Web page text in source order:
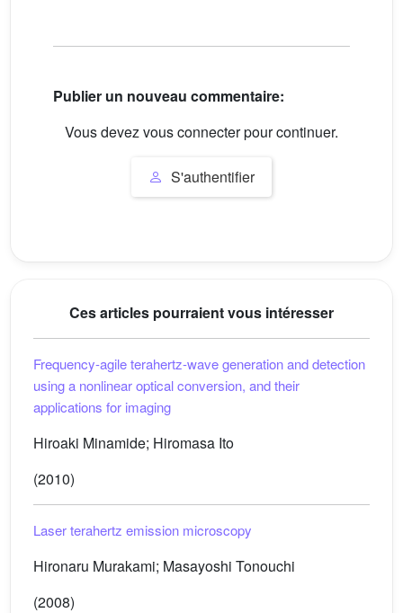
Publier un nouveau commentaire:
Vous devez vous connecter pour continuer.
S'authentifier
Ces articles pourraient vous intéresser
Frequency-agile terahertz-wave generation and detection
using a nonlinear optical conversion, and their
applications for imaging
Hiroaki Minamide; Hiromasa Ito
(2010)
Laser terahertz emission microscopy
Hironaru Murakami; Masayoshi Tonouchi
(2008)